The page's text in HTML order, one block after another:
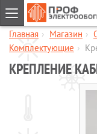
ГЛАВНАЯ
КОМПАНИЯ
Главная › Магазин ›
Комплектующие ›
КРЕПЛЕНИЕ